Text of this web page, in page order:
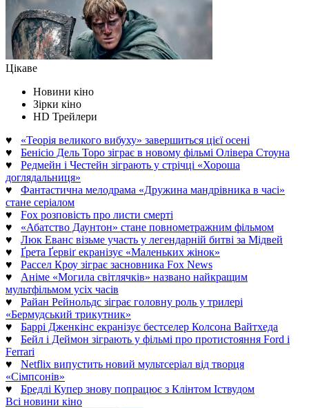
Цікаве
Новини кіно
Зірки кіно
HD Трейлери
♥ «Теорія великого вибуху» завершиться цієї осені
♥ Бенісіо Дель Торо зіграє в новому фільмі Олівера Стоуна
♥ Редмейн і Честейн зіграють у стрічці «Хороша
доглядальниця»
♥ Фантастична мелодрама «Дружина мандрівника в часі»
стане серіалом
♥ Fox розповість про листи смерті
♥ «Абатство Даунтон» стане повнометражним фільмом
♥ Люк Еванс візьме участь у легендарній битві за Мідвей
♥ Ґрета Ґервіґ екранізує «Маленьких жінок»
♥ Рассел Кроу зіграє засновника Fox News
♥ Аніме «Могила світлячків» названо найкращим
мультфільмом усіх часів
♥ Райан Рейнольдс зіграє головну роль у трилері
«Бермудський трикутник»
♥ Баррі Дженкінс екранізує бестселер Колсона Вайтхеда
♥ Бейл і Деймон зіграють у фільмі про протистояння Ford і
Ferrari
♥ Netflix випустить новий мультсеріал від творця
«Сімпсонів»
♥ Бредлі Купер знову попрацює з Клінтом Іствудом
Всі новини кіно